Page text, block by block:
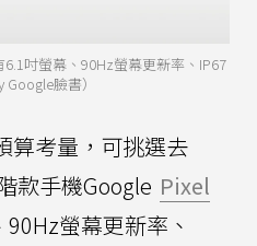
吋螢幕、90Hz螢幕更新率、IP67
臉書）
算考量，可挑選去
款手機Google Pixel
螢幕更新率、